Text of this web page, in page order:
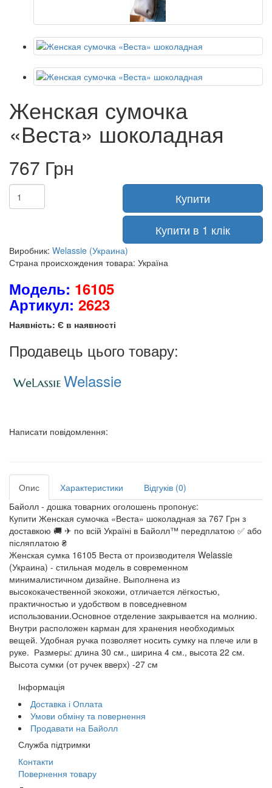
Женская сумочка
«Веста» шоколадная
767 Грн
Купити
Купити в 1 клік
Виробник: Welassie (Украина)
Страна происхождения товара: Україна
Модель: 16105
Артикул: 2623
Наявність: Є в наявності
Продавець цього товару:
Welassie
Написати повідомлення:
Опис Характеристики
Відгуків (0)
Байолл - дошка товарних оголошень пропонує:
Купити Женская сумочка «Веста» шоколадная за 767 Грн з
доставкою 🚚 ✈ по всій Україні в Байолл™ передплатою ✅ або
післяплатою ₴
Женская сумка 16105 Веста от производителя Welassie
(Украина) - стильная модель в современном
минималистичном дизайне. Выполнена из
высококачественной экокожи, отличается лёгкостью,
практичностью и удобством в повседневном
использовании.Основное отделение закрывается на молнию.
Внутри расположен карман для хранения необходимых
вещей. Удобная ручка позволяет носить сумку на плече или в
руке. Размеры: длина 30 см., ширина 4 см., высота 22 см.
Высота сумки (от ручек вверх) -27 см
Інформація
Доставка і Оплата
Умови обміну та повернення
Продавати на Байолл
Служба підтримки
Контакти
Повернення товару